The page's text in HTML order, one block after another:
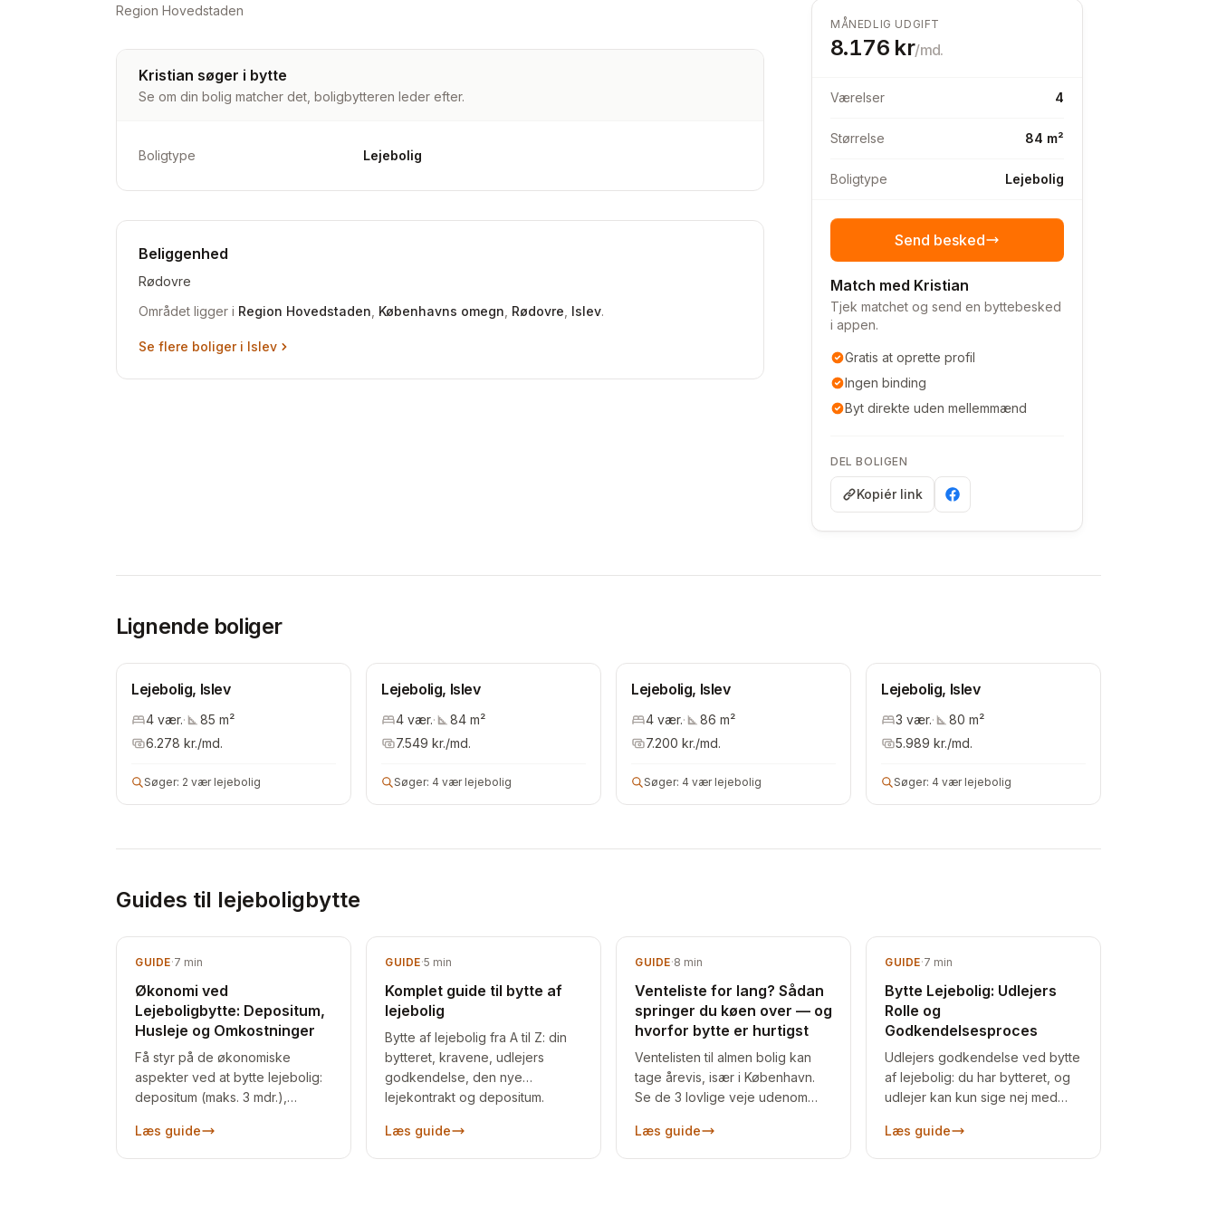
MÅNEDLIG UDGIFT
8.176 kr/md.
Værelser 4
Størrelse 84 m²
Boligtype Lejebolig
Send besked
Match med Kristian
Tjek matchet og send en byttebesked
i appen.
Gratis at oprette profil
Ingen binding
Byt direkte uden mellemmænd
DEL BOLIGEN
Kopiér link
Region Hovedstaden
Kristian søger i bytte
Se om din bolig matcher det, boligbytteren leder efter.
Boligtype Lejebolig
Beliggenhed
Rødovre
Området ligger i Region Hovedstaden Københavns omegn Rødovre Islev.
Se flere boliger i Islev
Lignende boliger
Lejebolig, Islev
4 vær.· 85 m²
6.278 kr./md.
Søger: 2 vær lejebolig
Lejebolig, Islev
4 vær.· 84 m²
7.549 kr./md.
Søger: 4 vær lejebolig
Lejebolig, Islev
4 vær.· 86 m²
7.200 kr./md.
Søger: 4 vær lejebolig
Lejebolig, Islev
3 vær.· 80 m²
5.989 kr./md.
Søger: 4 vær lejebolig
Guides til lejeboligbytte
GUIDE·7 min
Økonomi ved
Lejeboligbytte: Depositum,
Husleje og Omkostninger
Få styr på de økonomiske
aspekter ved at bytte lejebolig:
depositum (maks. 3 mdr.),
fraflytningsopgørelse, husleje
og normalistandsættelse.
Læs guide
GUIDE·5 min
Komplet guide til bytte af
lejebolig
Bytte af lejebolig fra A til Z: din
bytteret, kravene, udlejers
godkendelse, den nye
lejekontrakt og depositum.
hele vejen.
Læs guide
GUIDE·8 min
Venteliste for lang? Sådan
springer du køen over — og
hvorfor bytte er hurtigst
Ventelisten til almen bolig kan
tage årevis, især i København.
Se de 3 lovlige veje udenom
ofte er hurtigst.
Læs guide
GUIDE·7 min
Bytte Lejebolig: Udlejers
Rolle og
Godkendelsesproces
Udlejers godkendelse ved bytte
af lejebolig: du har bytteret, og
udlejer kan kun sige nej med
og hvad du gør ved et afslag.
Læs guide